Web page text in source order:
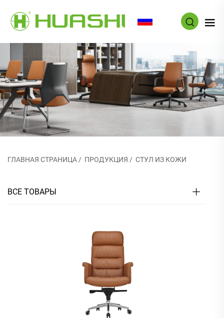
ГЛАВНАЯ СТРАНИЦА / ПРОДУКЦИЯ / СТУЛ ИЗ КОЖИ
ВСЕ ТОВАРЫ